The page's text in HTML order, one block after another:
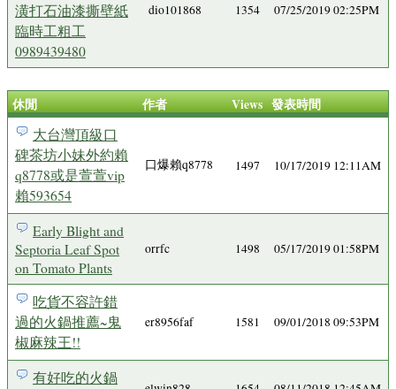
潢打石油漆撕壁紙
臨時工粗工
0989439480
dio101868 1354 07/25/2019 02:25PM
休閒 作者 Views 發表時間
大台灣頂級口
碑茶坊小妹外約賴
q8778或是萱萱vip
賴593654
口爆賴q8778 1497 10/17/2019 12:11AM
Early Blight and
Septoria Leaf Spot
on Tomato Plants
orrfc 1498 05/17/2019 01:58PM
吃貨不容許錯
過的火鍋推薦~鬼
椒麻辣王!!
er8956faf 1581 09/01/2018 09:53PM
有好吃的火鍋